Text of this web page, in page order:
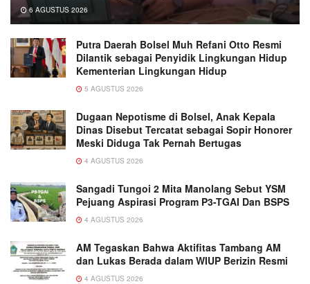
6 AGUSTUS 2026
Putra Daerah Bolsel Muh Refani Otto Resmi
Dilantik sebagai Penyidik Lingkungan Hidup
Kementerian Lingkungan Hidup
5 AGUSTUS 2026
Dugaan Nepotisme di Bolsel, Anak Kepala
Dinas Disebut Tercatat sebagai Sopir Honorer
Meski Diduga Tak Pernah Bertugas
4 AGUSTUS 2026
Sangadi Tungoi 2 Mita Manolang Sebut YSM
Pejuang Aspirasi Program P3-TGAI Dan BSPS
4 AGUSTUS 2026
AM Tegaskan Bahwa Aktifitas Tambang AM
dan Lukas Berada dalam WIUP Berizin Resmi
4 AGUSTUS 2026